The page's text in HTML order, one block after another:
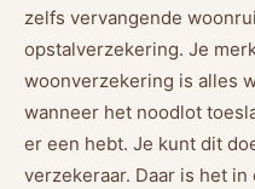
zelfs vervangende
opstalverzekering. Je
woonverzekering is alles
wanneer het noodlot
er een hebt. Je kunt dit
verzekeraar. Daar is het